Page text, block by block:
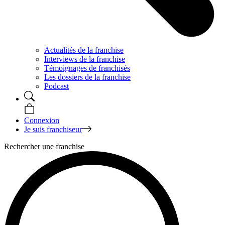
Actualités de la franchise
Interviews de la franchise
Témoignages de franchisés
Les dossiers de la franchise
Podcast
Connexion
Je suis franchiseur
Rechercher une franchise